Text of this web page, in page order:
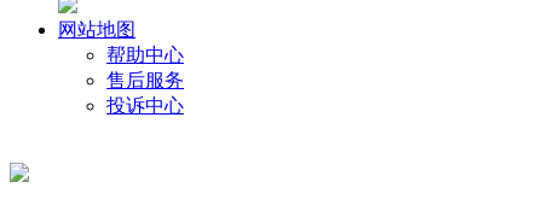
网站地图
帮助中心
售后服务
投诉中心